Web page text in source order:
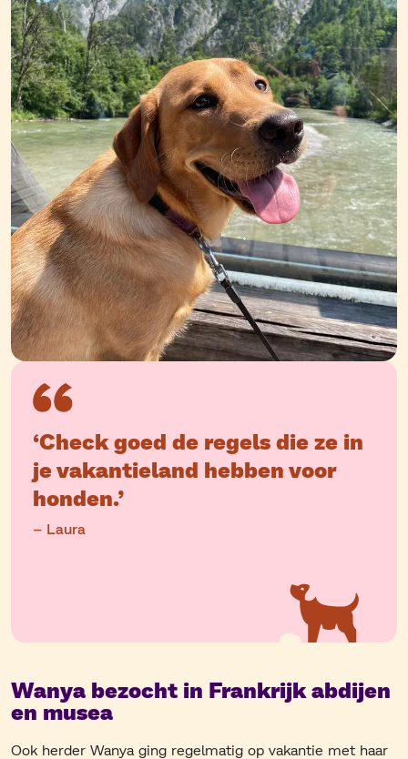
‘Check goed de regels die ze in
je vakantieland hebben voor
honden.’
– Laura
Wanya bezocht in Frankrijk abdijen
en musea
Ook herder Wanya ging regelmatig op vakantie met haar